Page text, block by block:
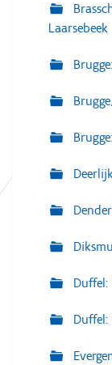
Laarsebeek
Duffel: